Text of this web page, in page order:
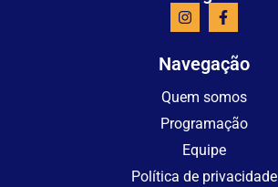
Navegação
Quem somos
Programação
Equipe
Política de privacidade